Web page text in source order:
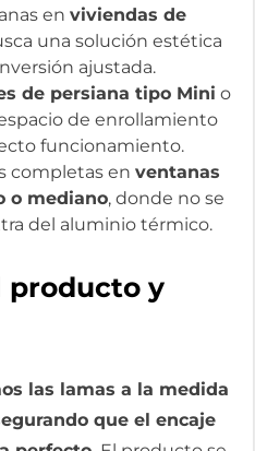
enviviendas de
una solución estética
ajustada.
de persiana tipo Mini o
de enrollamiento
funcionamiento.
completas enventanas
o mediano, donde no se
del aluminio térmico.
producto y
las lamas a la medida
que el encaje